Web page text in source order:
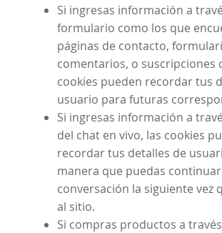
Si ingresas información a
formulario como los que
páginas de contacto,
comentarios, o suscripciones
cookies pueden recordar tus
usuario para futuras
Si ingresas información a
del chat en vivo, las cookies
recordar tus detalles de
manera que puedas
conversación la siguiente vez
al sitio.
Si compras productos a